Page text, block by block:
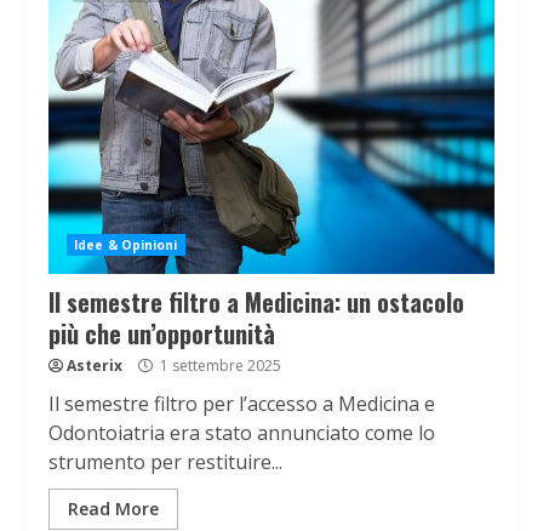
Idee & Opinioni
Il semestre filtro a Medicina: un ostacolo
più che un’opportunità
Asterix 1 settembre 2025
Il semestre filtro per l’accesso a Medicina e
Odontoiatria era stato annunciato come lo
strumento per restituire...
Read More